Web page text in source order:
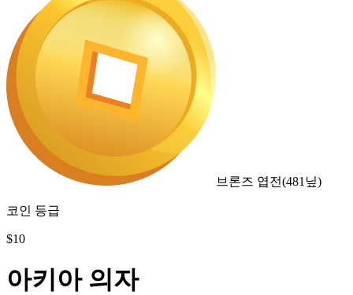
브론즈 엽전(481 닢)
코인 등급
$10
아키아 의자